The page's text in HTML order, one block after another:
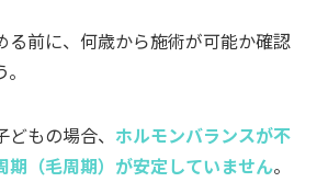
る前に、何歳から施術が可能か確認
もの場合、 ホルモンバランスが不
期（毛周期）が安定していません。